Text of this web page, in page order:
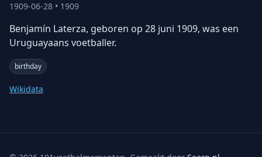
1909-06-28 • 1909
Benjamín Laterza, geboren op 28 juni 1909, was een
Uruguayaans voetballer.
birthday
Wikidata